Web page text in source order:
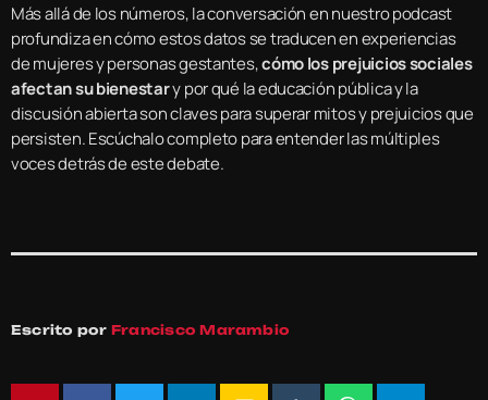
Más allá de los números, la conversación en nuestro podcast
profundiza en cómo estos datos se traducen en experiencias
de mujeres y personas gestantes,cómo los prejuicios sociales
afectan su bienestary por qué la educación pública y la
discusión abierta son claves para superar mitos y prejuicios que
persisten. Escúchalo completo para entender las múltiples
voces detrás de este debate.
Escrito por Francisco Marambio